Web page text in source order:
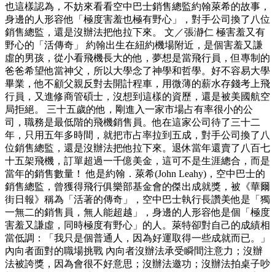
也這樣認為，不妨來看看空中巴士銷售總監約翰萊希的故事，
身邊的人形容他「極度害羞也極有野心」，對手公司換了八位
銷售總監，還是沒辦法把他拉下來。 文／張瀞仁 極害羞又有
野心的「活傳奇」 約翰出生在紐約機場附近，是個害羞又謙
虛的男孩，從小看飛機長大的他，夢想是當飛行員，但專制的
爸爸希望他當神父，所以大學念了神學和哲學。好不容易大學
畢業，他不顧父親反對去開計程車，用微薄的薪水存錢考上飛
行員，又進修商管碩士，沒想到這樣的資歷，還是被美國航空
局拒絕。 三十五歲的他，剛進入一家市場占有率很小的公
司，職務是最低階的飛機銷售員。他在這家公司待了三十二
年，只用五年多時間，就把市占率拉到五成，對手公司換了八
位銷售總監，還是沒辦法把他拉下來。退休當年還賣了八百七
十五架飛機，訂單超過一千億美金，這可不是生涯總合，而是
當年的銷售數量！ 他是約翰．萊希(John Leahy)，空中巴士的
銷售總監，曾獲得飛行俱樂部基金會的傑出成就獎，被《華爾
街日報》稱為「活著的傳奇」，空中巴士執行長讚美他是「獨
一無二的銷售員，無人能超越」，身邊的人形容他是個「極度
害羞又謙虛，同時極度有野心」的人。萊特卻對自己的成績相
當低調：「我只是個普通人，因為好運取得一些成就而已。」
內向者面對的職場挑戰 內向者沒辦法承受瞬間注意力；沒辦
法被誇獎，因為會很不好意思；沒辦法邀功；沒辦法拍桌子吵